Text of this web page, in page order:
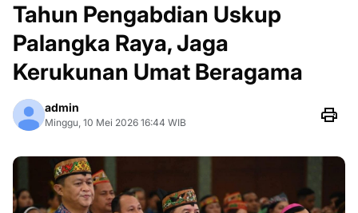
Tahun Pengabdian Uskup
Palangka Raya, Jaga
Kerukunan Umat Beragama
admin
Minggu, 10 Mei 2026 16:44 WIB